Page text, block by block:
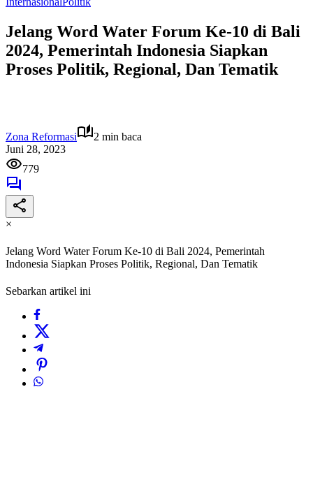
Jelang Word Water Forum Ke-10 di Bali
2024, Pemerintah Indonesia Siapkan
Proses Politik, Regional, Dan Tematik
Zona Reformasi
2 min baca
Juni 28, 2023
779
×
Jelang Word Water Forum Ke-10 di Bali 2024, Pemerintah
Indonesia Siapkan Proses Politik, Regional, Dan Tematik
Sebarkan artikel ini